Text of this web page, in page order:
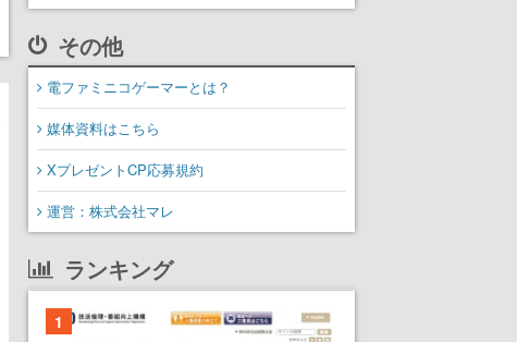
その他
電ファミニコゲーマーとは？
媒体資料はこちら
XプレゼントCP応募規約
運営：株式会社マレ
ランキング
1